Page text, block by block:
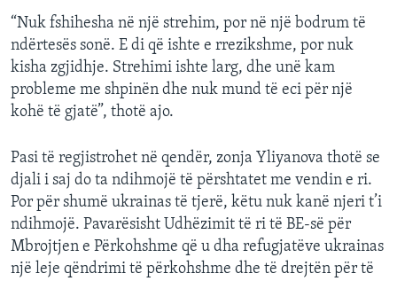
“Nuk fshihesha në një strehim, por në një bodrum të
ndërtesës sonë. E di që ishte e rrezikshme, por nuk
kisha zgjidhje. Strehimi ishte larg, dhe unë kam
probleme me shpinën dhe nuk mund të eci për një
kohë të gjatë”, thotë ajo.
Pasi të regjistrohet në qendër, zonja Yliyanova thotë se
djali i saj do ta ndihmojë të përshtatet me vendin e ri.
Por për shumë ukrainas të tjerë, këtu nuk kanë njeri t’i
ndihmojë. Pavarësisht Udhëzimit të ri të BE-së për
Mbrojtjen e Përkohshme që u dha refugjatëve ukrainas
një leje qëndrimi të përkohshme dhe të drejtën për të